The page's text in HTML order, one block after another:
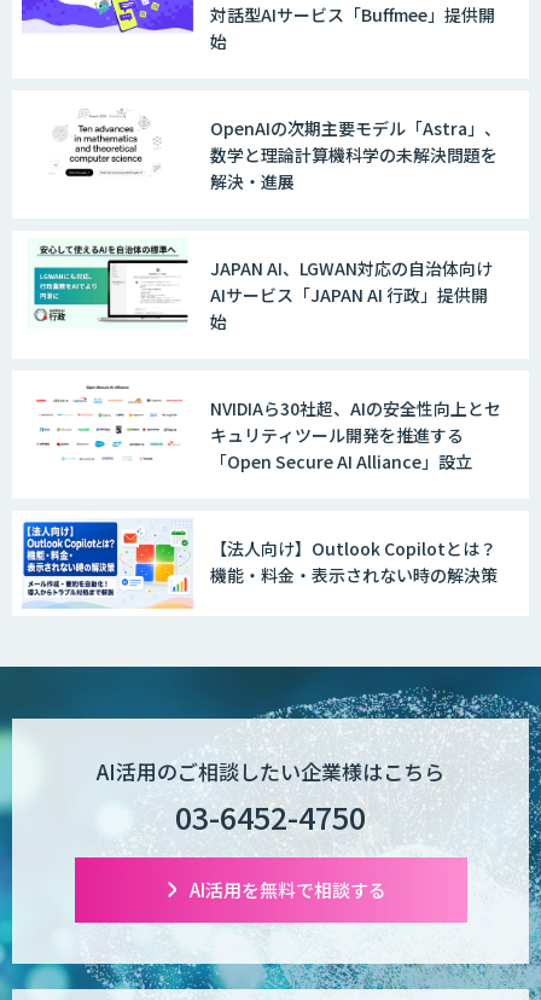
WARP NEXT
LINE WORKS AiNote
WAN-RECORD Plus
Explaza 生成AI Partner | AX
Wanderlust RAG コンシェルジュ
POPstation
対話型AIサービス「Buffmee」提供開
始
OpenAIの次期主要モデル「Astra」、
数学と理論計算機科学の未解決問題を
解決・進展
JAPAN AI、LGWAN対応の自治体向け
AIサービス「JAPAN AI 行政」提供開
始
NVIDIAら30社超、AIの安全性向上とセ
キュリティツール開発を推進する
「Open Secure AI Alliance」設立
【法人向け】Outlook Copilotとは？
機能・料金・表示されない時の解決策
AI活用のご相談したい企業様はこちら
03-6452-4750
AI活用を無料で相談する